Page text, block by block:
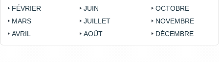
FÉVRIER
MARS
AVRIL
JUIN
JUILLET
AOÛT
OCTOBRE
NOVEMBRE
DÉCEMBRE